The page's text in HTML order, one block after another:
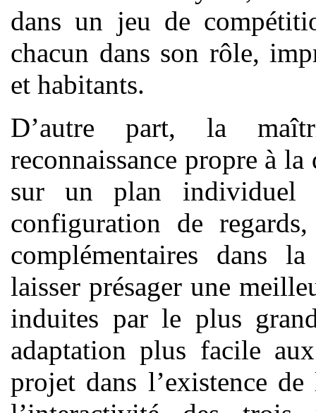
dans un jeu de
chacun dans son rôle,
et habitants.
D’autre part, la
reconnaissance propre à
sur un plan
configuration de
complémentaires dans
laisser présager une
induites par le plus
adaptation plus facile
projet dans l’existence